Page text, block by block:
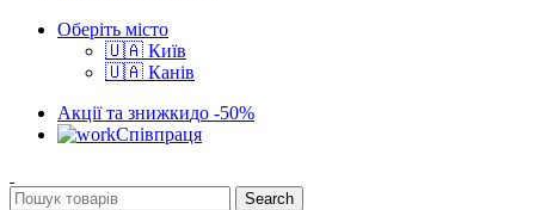
Оберіть місто
🇺🇦 Київ
🇺🇦 Канів
Акції та знижкидо -50%
Співпраця
Search